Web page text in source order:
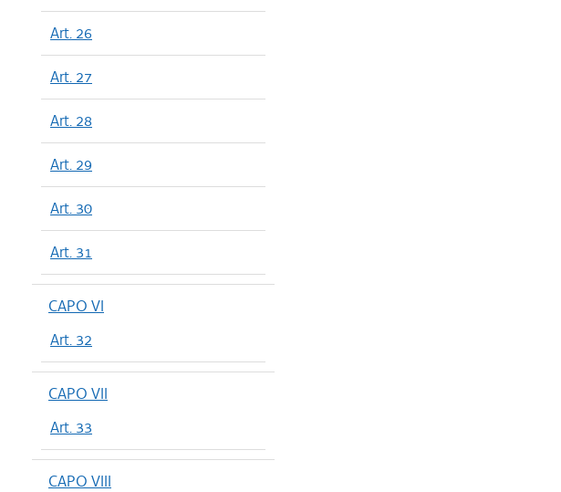
Art. 26
Art. 27
Art. 28
Art. 29
Art. 30
Art. 31
CAPO VI
Art. 32
CAPO VII
Art. 33
CAPO VIII